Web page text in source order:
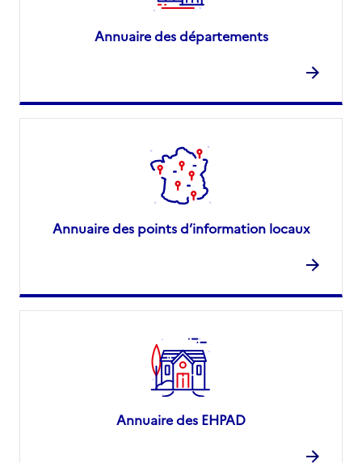
Annuaire des départements
Annuaire des points d’information locaux
Annuaire des EHPAD